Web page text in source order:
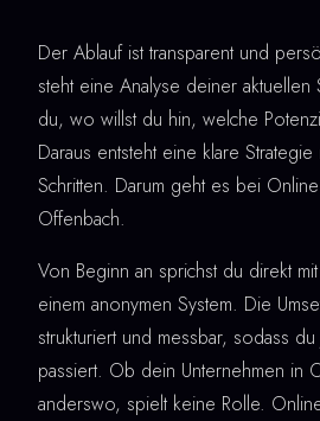
Der Ablauf ist transparent und
steht eine Analyse deiner aktuellen
du, wo willst du hin, welche
Daraus entsteht eine klare
Schritten. Darum geht es bei
Offenbach.
Von Beginn an sprichst du direkt
einem anonymen System. Die
strukturiert und messbar, sodass
passiert. Ob dein Unternehmen in
anderswo, spielt keine Rolle.